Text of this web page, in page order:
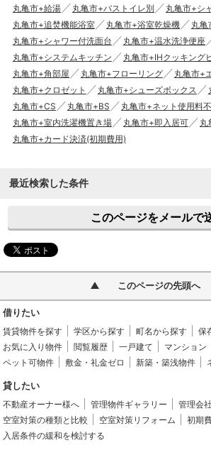
丸亀市+給湯 丸亀市+バストイレ別
丸亀市+シ
丸亀市+追焚機能浴室
丸亀市+浴室乾燥機
丸亀
丸亀市+シャワー付洗面台
丸亀市+温水洗浄便座
丸亀市+システムキッチン
丸亀市+IHクッキング
丸亀市+角部屋
丸亀市+フローリング
丸亀市+
丸亀市+クロゼット
丸亀市+シューズボックス
丸亀市+CS
丸亀市+BS
丸亀市+ネット使用料
丸亀市+室内洗濯機置き場
丸亀市+即入居可
丸
丸亀市+カード決済(初期費用)
最近検索した条件
このページをメールで
このページの先頭へ
借りたい
賃貸物件を探す 学区から探す 町名から探す
保
お気に入り物件
閲覧履歴 一戸建て マンション
ペット可物件
敷金・礼金ゼロ 新築・築浅物件
貸したい
不動産オーナー様へ 管理物件ギャラリー
管理会
空室対策の種類と比較
空室対策リフォーム
初期
入居条件の緩和を検討する